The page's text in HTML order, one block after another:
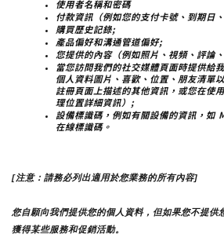
使用者名稱和密碼
付款資訊（例如您的支付卡號、到期日
購買歷史記錄;
產品偏好和溝通管道偏好;
您提供的內容（例如照片、視頻、評論
當您訪問我們的社交媒體頁面時提供給
個人資料圖片、喜歡、位置、朋友清單
註冊頁面上描述的其他資訊，或您在使
理位置詳細資訊）;
設備標識碼，例如有關設備的資訊，如
在線標識碼。
[注意：請務必列出適用於您業務的所有內容]
您自願向我們提供您的個人資料，但如果您不提供
獲得某些服務和促銷活動。